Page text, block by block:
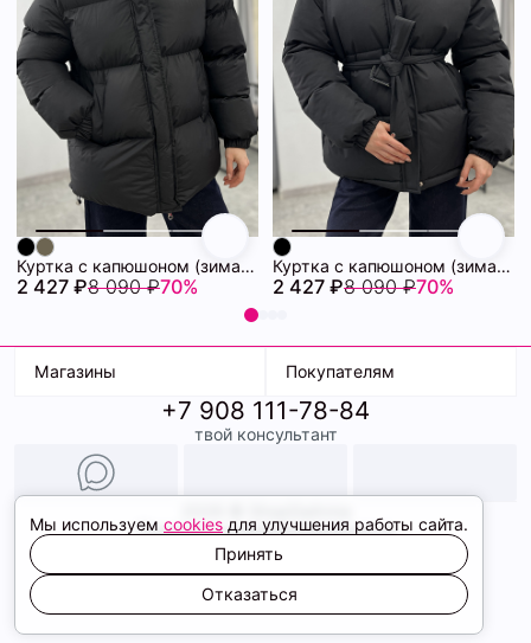
Куртка с капюшоном (зима) 72460880\15
2 427 ₽8 090 ₽70%
Куртка с капюшоном (зима) 72460878\15
2 427 ₽8 090 ₽70%
Магазины
ТК Терминал
ТРК Континент
Покупателям
Доставка
Условия оплаты
Образы
+7 908 111-78-84
твой консультант
Политика конфиденциальности
Соглашение cookie
Сайт создали
Мы используем cookies для улучшения работы сайта.
Принять
Отказаться